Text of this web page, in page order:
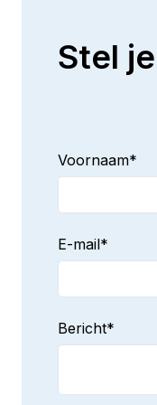
Stel
Voornaam*
E-mail*
Bericht*